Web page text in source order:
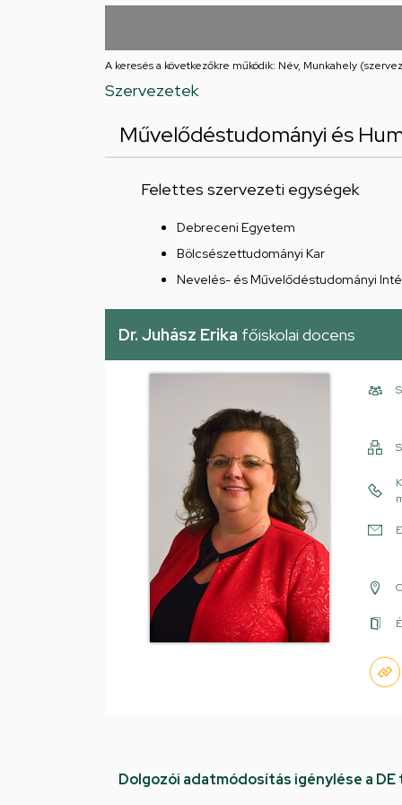
feladatellátási
A keresés a következőkre működik: Név, Munkahely
Szervezetek
Művelődéstudományi és
Felettes szervezeti egységek
Debreceni Egyetem
Bölcsészettudományi Kar
Nevelés- és Művelődéstudományi
Dr. Juhász Erika főiskolai docens
Dolgozói adatmódosítás igénylése a